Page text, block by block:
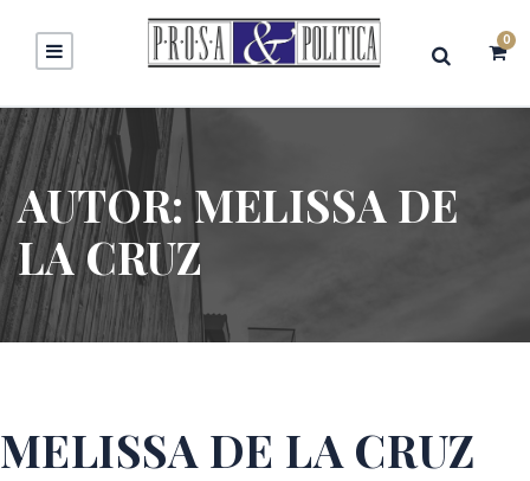
0
AUTOR:MELISSA DE
LA CRUZ
MELISSA DE LA CRUZ